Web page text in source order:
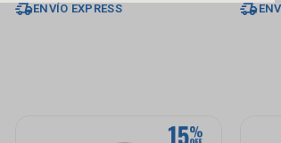
ENVÍO EXPRESS